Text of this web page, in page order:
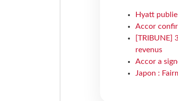
Hyatt
Accor
[TRIBUNE]
revenus
Accor a
Japon :